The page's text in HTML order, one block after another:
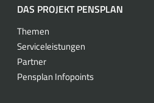
DAS PROJEKT PENSPLAN
Themen
Serviceleistungen
Partner
Pensplan Infopoints